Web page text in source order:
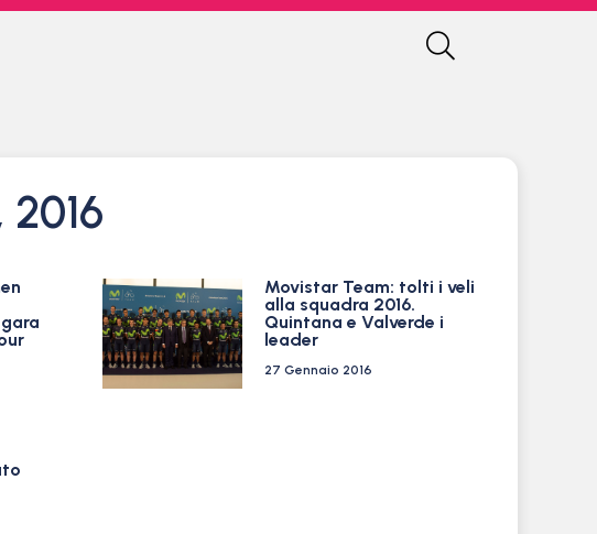
Movistar Team: tolti i veli
alla squadra 2016.
Quintana e Valverde i
leader
27 Gennaio 2016